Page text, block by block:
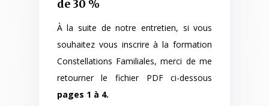
de 30 %
À la suite de notre entretien, si vous
souhaitez vous inscrire à la formation
Constellations Familiales, merci de me
retourner le fichier PDF ci-dessous
pages 1 à 4.